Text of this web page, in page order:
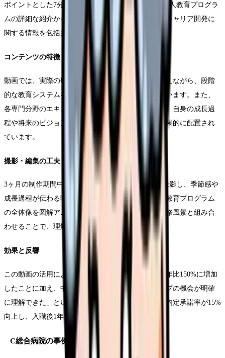
ポイントとした7分間の採用動画を制作しました。新人教育プログラ
ムの詳細な紹介から、専門資格取得支援制度まで、キャリア開発に
関する情報を包括的に盛り込んでいます。
コンテンツの特徴
動画では、実際の研修風景や症例検討会の様子を交えながら、段階
的な教育システムを視覚的に分かりやすく説明しています。また、
各専門分野のエキスパートである先輩看護師たちが、自身の成長過
程や将来のビジョンを語るインタビューシーンも効果的に配置され
ています。
撮影・編集の工夫
3ヶ月の制作期間中、実際の研修シーンを定期的に撮影し、季節感や
成長過程が伝わる映像を収集しました。編集では、教育プログラム
の全体像を図解アニメーションで示し、具体的な研修風景と組み合
わせることで、理解しやすい構成を実現しています。
効果と反響
この動画の活用により、新卒看護師の応募者数が前年比150%に増加
したことに加え、中途採用者からも「キャリアアップの機会が明確
に理解できた」という評価を得ています。さらに、内定承諾率が15%
向上し、入職後1年目の離職率も5%低下しました。
C総合病院の事例：地域密着型の魅力発信